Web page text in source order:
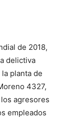
de 2018,
delictiva
planta de
4327,
agresores
empleados